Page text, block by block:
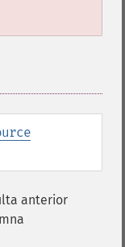
anterior